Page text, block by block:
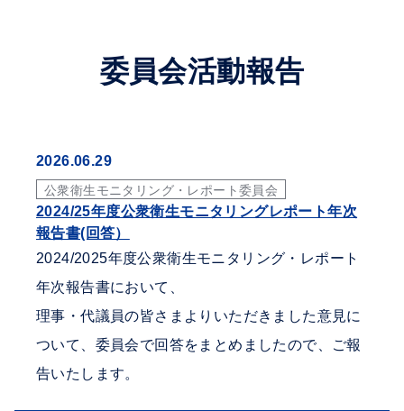
委員会活動報告
2026.06.29
公衆衛生モニタリング・レポート委員会
2024/25年度公衆衛生モニタリングレポート年次
報告書(回答）
2024/2025年度公衆衛生モニタリング・レポート
年次報告書において、
理事・代議員の皆さまよりいただきました意見に
ついて、委員会で回答をまとめましたので、ご報
告いたします。